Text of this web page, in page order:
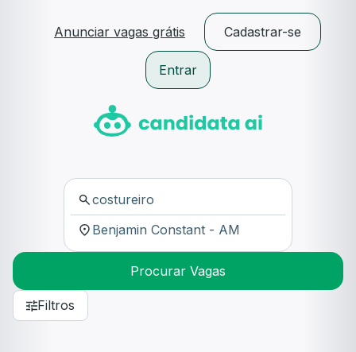
Anunciar vagas grátis Cadastrar-se
Entrar
Procurar Vagas
Filtros